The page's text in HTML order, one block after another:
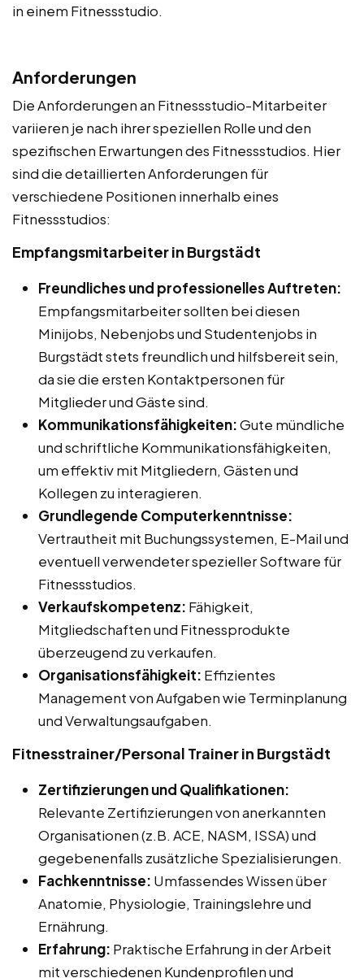
in einem Fitnessstudio.
Anforderungen
Die Anforderungen an Fitnessstudio-Mitarbeiter
variieren je nach ihrer speziellen Rolle und den
spezifischen Erwartungen des Fitnessstudios. Hier
sind die detaillierten Anforderungen für
verschiedene Positionen innerhalb eines
Fitnessstudios:
Empfangsmitarbeiter in Burgstädt
Freundliches und professionelles Auftreten:
Empfangsmitarbeiter sollten bei diesen
Minijobs, Nebenjobs und Studentenjobs in
Burgstädt stets freundlich und hilfsbereit sein,
da sie die ersten Kontaktpersonen für
Mitglieder und Gäste sind.
Kommunikationsfähigkeiten:Gute mündliche
und schriftliche Kommunikationsfähigkeiten,
um effektiv mit Mitgliedern, Gästen und
Kollegen zu interagieren.
Grundlegende Computerkenntnisse:
Vertrautheit mit Buchungssystemen, E-Mail und
eventuell verwendeter spezieller Software für
Fitnessstudios.
Verkaufskompetenz: Fähigkeit,
Mitgliedschaften und Fitnessprodukte
überzeugend zu verkaufen.
Organisationsfähigkeit: Effizientes
Management von Aufgaben wie Terminplanung
und Verwaltungsaufgaben.
Fitnesstrainer/Personal Trainer in Burgstädt
Zertifizierungen und Qualifikationen:
Relevante Zertifizierungen von anerkannten
Organisationen (z.B. ACE, NASM, ISSA) und
gegebenenfalls zusätzliche Spezialisierungen.
Fachkenntnisse: Umfassendes Wissen über
Anatomie, Physiologie, Trainingslehre und
Ernährung.
Erfahrung: Praktische Erfahrung in der Arbeit
mit verschiedenen Kundenprofilen und